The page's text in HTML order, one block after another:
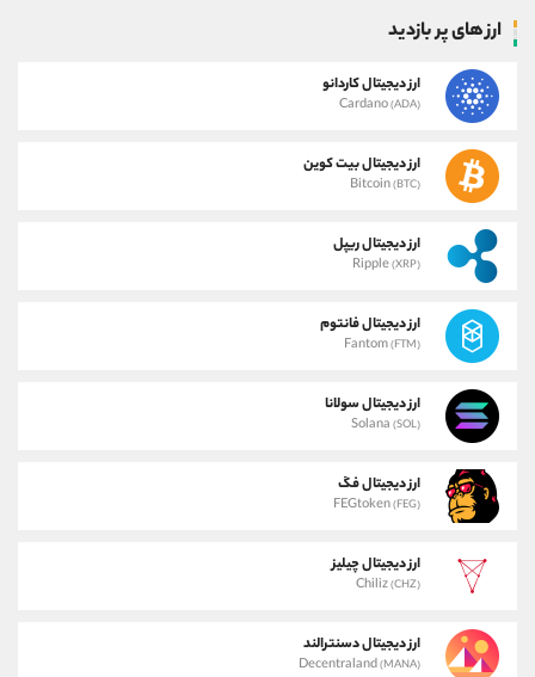
ارز های پر بازدید
ارز دیجیتال کاردانو
Cardano(ADA)
ارز دیجیتال بیت کوین
Bitcoin(BTC)
ارز دیجیتال ریپل
Ripple(XRP)
ارز دیجیتال فانتوم
Fantom(FTM)
ارز دیجیتال سولانا
Solana (SOL)
ارز دیجیتال فگ
FEGtoken(FEG)
ارز دیجیتال چیلیز
Chiliz(CHZ)
ارز دیجیتال دسنترالند
Decentraland(MANA)